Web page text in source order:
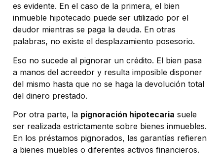
es evidente. En el caso de la primera, el bien
inmueble hipotecado puede ser utilizado por el
deudor mientras se paga la deuda. En otras
palabras, no existe el desplazamiento posesorio.
Eso no sucede al pignorar un crédito. El bien pasa
a manos del acreedor y resulta imposible disponer
del mismo hasta que no se haga la devolución total
del dinero prestado.
Por otra parte, la pignoración hipotecaria suele
ser realizada estrictamente sobre bienes inmuebles.
En los préstamos pignorados, las garantías refieren
a bienes muebles o diferentes activos financieros.